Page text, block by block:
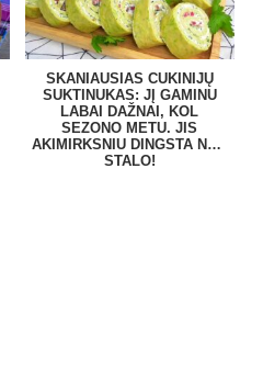
SKANIAUSIAS CUKINIJŲ
SUKTINUKAS: JĮ GAMINU
LABAI DAŽNAI, KOL
SEZONO METU. JIS
AKIMIRKSNIU DINGSTA NUO
STALO!